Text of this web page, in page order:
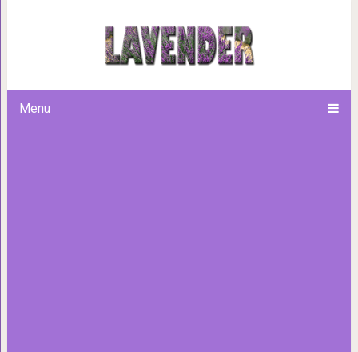
Menu
Кто ваша родственная